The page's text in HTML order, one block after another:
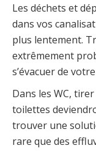
Les déchets et
dans vos
plus lentement.
extrêmement
s’évacuer de
Dans les WC,
toilettes
trouver une
rare que des